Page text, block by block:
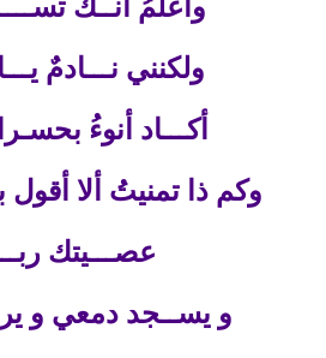
وأعلمُ أنــكَ
ولكنني نـــادمٌ
أكـــاد أنوءُ
وكم ذا تمنيتُ ألا أقول
عصـــيتك
و يســجد دمعي و